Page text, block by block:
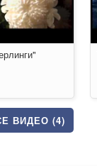
ВИДЕО (4)